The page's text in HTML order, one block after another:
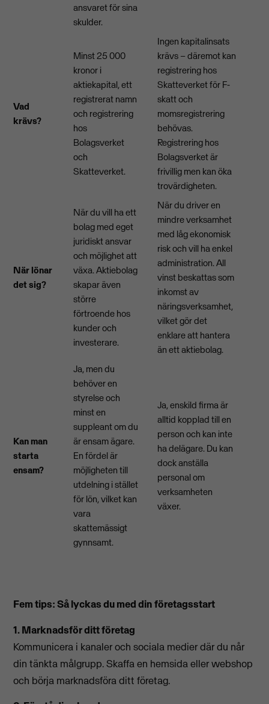
ansvaret för sina
skulder.
Vad
krävs?
Minst 25 000
kronor i
aktiekapital, ett
registrerat namn
och registrering
hos
Bolagsverket
och
Skatteverket.
Ingen kapitalinsats
krävs – däremot kan
registrering hos
Skatteverket för F-
skatt och
momsregistrering
behövas.
Registrering hos
Bolagsverket är
frivillig men kan öka
trovärdigheten.
När lönar
det sig?
När du vill ha ett
bolag med eget
juridiskt ansvar
och möjlighet att
växa. Aktiebolag
skapar även
större
förtroende hos
kunder och
investerare.
När du driver en
mindre verksamhet
med låg ekonomisk
risk och vill ha enkel
administration. All
vinst beskattas som
inkomst av
näringsverksamhet,
vilket gör det
enklare att hantera
än ett aktiebolag.
Kan man
starta
ensam?
Ja, men du
behöver en
styrelse och
minst en
suppleant om du
är ensam ägare.
En fördel är
möjligheten till
utdelning i stället
för lön, vilket kan
vara
skattemässigt
gynnsamt.
Ja, enskild firma är
alltid kopplad till en
person och kan inte
ha delägare. Du kan
dock anställa
personal om
verksamheten
växer.
Fem tips: Så lyckas du med din företagsstart
1. Marknadsför ditt företag
Kommunicera i kanaler och sociala medier där du når
din tänkta målgrupp. Skaffa en hemsida eller webshop
och börja marknadsföra ditt företag.